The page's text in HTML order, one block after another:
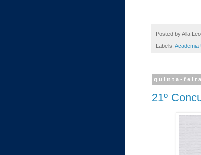
Posted byAlla
Labels: Academia
quinta-
21º